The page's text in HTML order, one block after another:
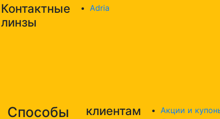
Контактные
линзы
Adria
Способы
клиентам
Акции и